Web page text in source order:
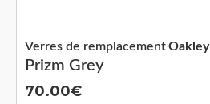
Prizm Grey
Verres de remplacementOakley
70.00